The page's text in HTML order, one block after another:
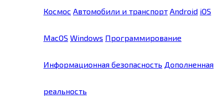
Космос Автомобили и транспорт Android iOS
MacOS Windows Программирование
Информационная безопасность Дополненная
реальность